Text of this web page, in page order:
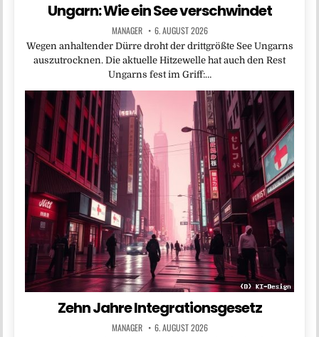
Ungarn: Wie ein See verschwindet
MANAGER 6. AUGUST 2026
Wegen anhaltender Dürre droht der drittgrößte See Ungarns
auszutrocknen. Die aktuelle Hitzewelle hat auch den Rest
Ungarns fest im Griff:…
Zehn Jahre Integrationsgesetz
MANAGER 6. AUGUST 2026